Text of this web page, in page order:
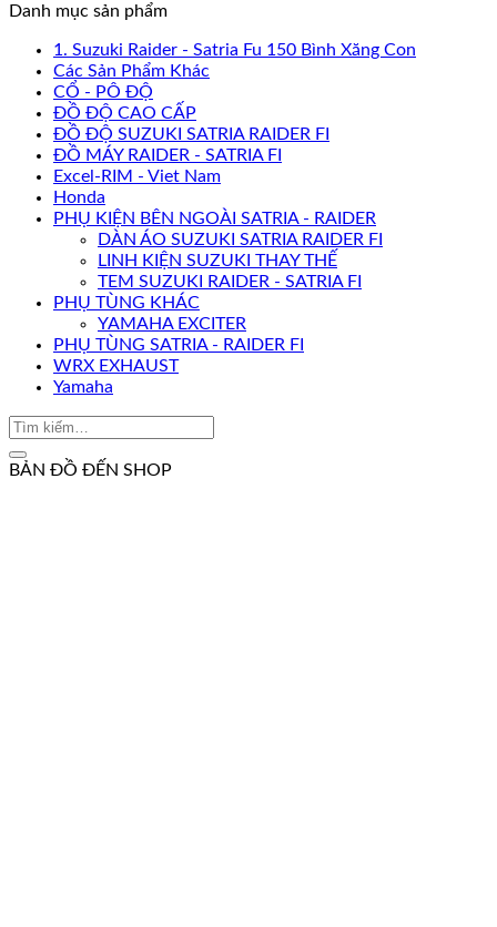
Danh mục sản phẩm
1. Suzuki Raider - Satria Fu 150 Bình Xăng Con
Các Sản Phẩm Khác
CỔ - PÔ ĐỘ
ĐỒ ĐỘ CAO CẤP
ĐỒ ĐỘ SUZUKI SATRIA RAIDER FI
ĐỒ MÁY RAIDER - SATRIA FI
Excel-RIM - Viet Nam
Honda
PHỤ KIỆN BÊN NGOÀI SATRIA - RAIDER
DÀN ÁO SUZUKI SATRIA RAIDER FI
LINH KIỆN SUZUKI THAY THẾ
TEM SUZUKI RAIDER - SATRIA FI
PHỤ TÙNG KHÁC
YAMAHA EXCITER
PHỤ TÙNG SATRIA - RAIDER FI
WRX EXHAUST
Yamaha
BẢN ĐỒ ĐẾN SHOP